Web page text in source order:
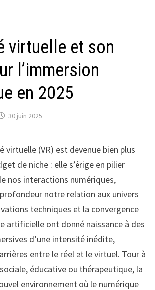
virtuelle et son
l’immersion
en 2025
30 juin 2025
virtuelle (VR) est devenue bien plus
de niche : elle s’érige en pilier
nos interactions numériques,
notre relation aux univers
techniques et la convergence
artificielle ont donné naissance à des
d’une intensité inédite,
entre le réel et le virtuel. Tour à
éducative ou thérapeutique, la
environnement où le numérique